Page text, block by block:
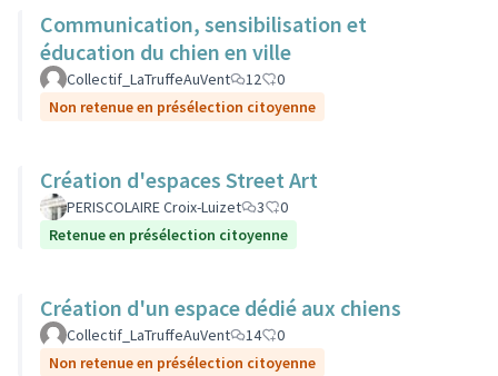
Communication, sensibilisation et
éducation du chien en ville
Collectif_LaTruffeAuVent 12
0
Non retenue en présélection citoyenne
Création d'espaces Street Art
PERISCOLAIRE Croix-Luizet 3
0
Retenue en présélection citoyenne
Création d'un espace dédié aux chiens
Collectif_LaTruffeAuVent 14
0
Non retenue en présélection citoyenne